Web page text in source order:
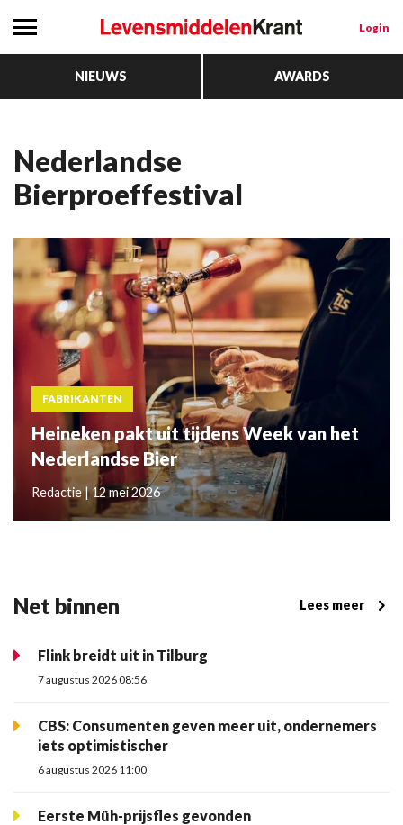
Login
NIEUWS AWARDS
Nederlandse
Bierproeffestival
FABRIKANTEN
Heineken pakt uit tijdens Week van het
Nederlandse Bier
Redactie | 12 mei 2026
Net binnen Lees meer
Flink breidt uit in Tilburg
7 augustus 2026 08:56
CBS: Consumenten geven meer uit, ondernemers
iets optimistischer
6 augustus 2026 11:00
Eerste Müh-prijsfles gevonden